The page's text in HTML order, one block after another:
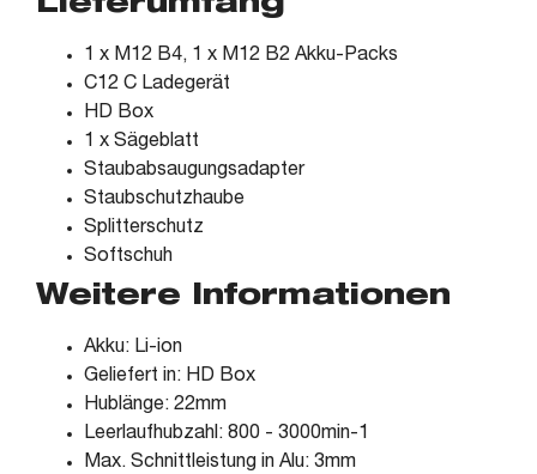
Lieferumfang
1 x M12 B4, 1 x M12 B2 Akku-Packs
C12 C Ladegerät
HD Box
1 x Sägeblatt
Staubabsaugungsadapter
Staubschutzhaube
Splitterschutz
Softschuh
Weitere Informationen
Akku: Li-ion
Geliefert in: HD Box
Hublänge: 22mm
Leerlaufhubzahl: 800 - 3000min-1
Max. Schnittleistung in Alu: 3mm